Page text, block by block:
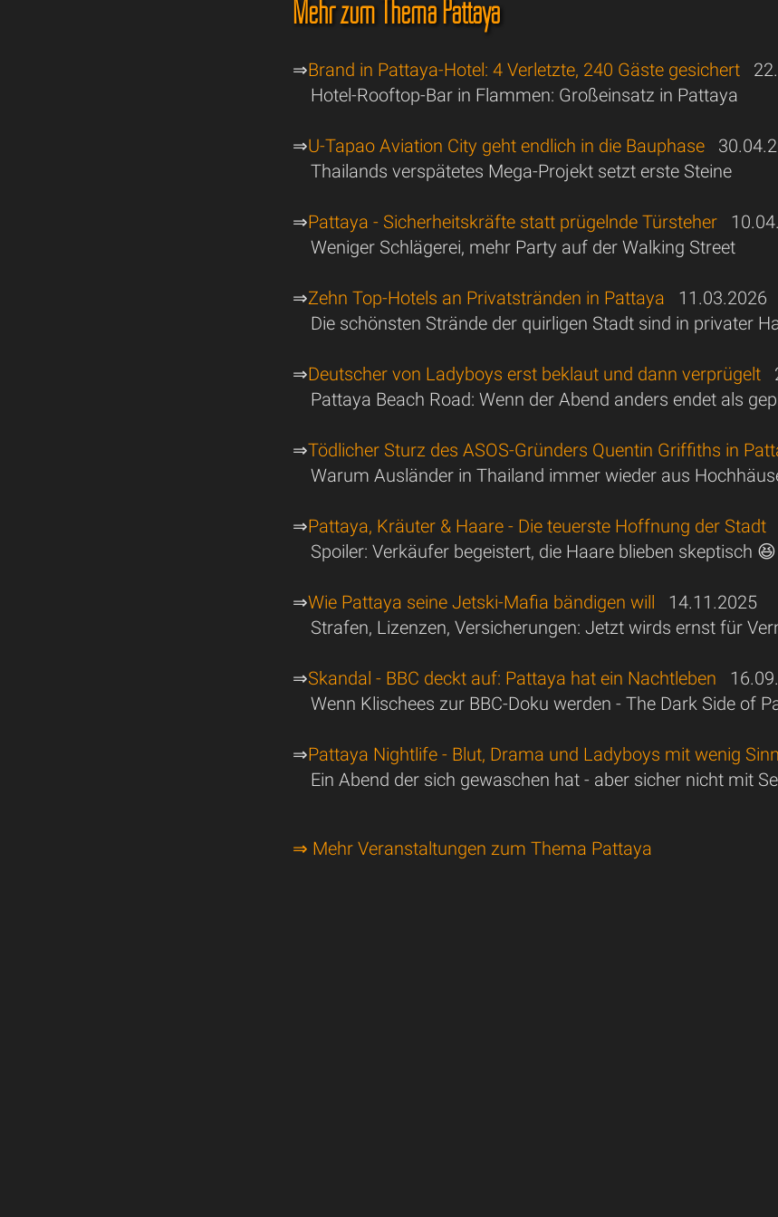
Mehr zum Thema Pattaya
⇒Brand in Pattaya-Hotel: 4 Verletzte, 240 Gäste gesichert
Hotel-Rooftop-Bar in Flammen: Großeinsatz in Pattaya
⇒U-Tapao Aviation City geht endlich in die Bauphase
Thailands verspätetes Mega-Projekt setzt erste Steine
⇒Pattaya - Sicherheitskräfte statt prügelnde Türsteher
Weniger Schlägerei, mehr Party auf der Walking Street
⇒Zehn Top-Hotels an Privatstränden in Pattaya 11.03.2026
Die schönsten Strände der quirligen Stadt sind in privater
⇒Deutscher von Ladyboys erst beklaut und dann verprügelt
Pattaya Beach Road: Wenn der Abend anders endet als
⇒Tödlicher Sturz des ASOS-Gründers Quentin Griffiths in
Warum Ausländer in Thailand immer wieder aus
⇒Pattaya, Kräuter & Haare - Die teuerste Hoffnung der Stadt
Spoiler: Verkäufer begeistert, die Haare blieben skeptisch 😆
⇒Wie Pattaya seine Jetski-Mafia bändigen will 14.11.2025
Strafen, Lizenzen, Versicherungen: Jetzt wirds ernst für
⇒Skandal - BBC deckt auf: Pattaya hat ein Nachtleben
Wenn Klischees zur BBC-Doku werden - The Dark Side of
⇒Pattaya Nightlife - Blut, Drama und Ladyboys mit wenig
Ein Abend der sich gewaschen hat - aber sicher nicht mit
⇒ Mehr Veranstaltungen zum Thema Pattaya